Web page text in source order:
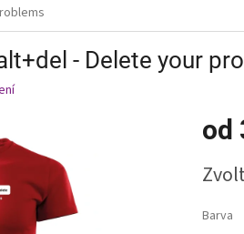
- Delete your
od
cena:
Barva